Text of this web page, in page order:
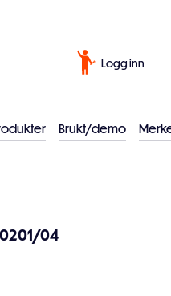
Logg inn
Brukt/demo
04